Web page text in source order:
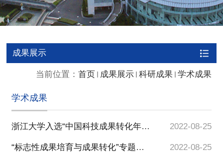
成果展示
当前位置： 首页 成果展示 科研成果 学术成果
学术成果
浙江大学入选“中国科技成果转化年度报告2020 （高等院校和科研院所篇）”典型案例 2022-08-25
“标志性成果培育与成果转化”专题科研负责人联席会议顺利召开 2022-08-25